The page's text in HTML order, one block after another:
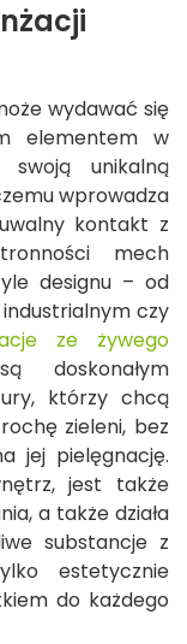
wydawać się
elementem w
unikalną
wprowadza
kontakt z
mech
designu – od
czy
ze żywego
doskonałym
którzy chcą
zieleni, bez
jej pielęgnację.
jest także
a także działa
substancje z
estetycznie
do każdego